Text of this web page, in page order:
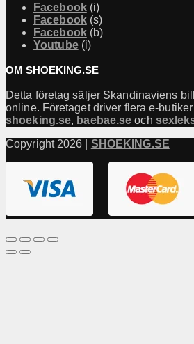
Facebook(i)
Facebook(s)
Facebook(b)
Youtube(i)
OM SHOEKING.SE
Detta företag säljer Skandinaviens
online. Företaget driver flera e-
shoeking.se, baebae.se och
Copyright 2026 | SHOEKING.SE